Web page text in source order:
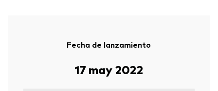
Fecha de lanzamiento
17 may 2022